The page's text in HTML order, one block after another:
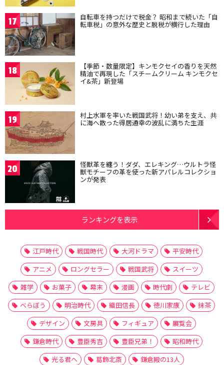
17 自転車を持つだけで税金？ 昭和まで続いた「自
転車税」の意外な歴史と脱税が横行した理由
18 【季節・数量限定】キンモクセイの香りを天然
精油で再現した「スチームクリーム キンモクセ
イ&茶」新登場
19 村上水軍を率いた戦国武将！幼い弟を支え、共
に海へ散った得居通幸の波乱に満ちた生涯
20 怪獣革を纏う！ダダ、エレキング…ウルトラ怪
獣モチーフの革を使った新アパレルコレクショ
ンが発表
ランキングを表示
江戸時代 戦国時代 大河ドラマ
平安時代
アニメ
ロングセラー 戦国武将
スイーツ
雑学
お菓子 幕末 漫画 時代劇
テレビ
べらぼう
明治時代 織田信長 徳川家康
抹茶
デザイン
文房具 フィギュア
展覧会
鎌倉時代
豊臣秀吉 豊臣兄弟！
昭和時代
光る君へ
葛飾北斎 鎌倉殿の13人